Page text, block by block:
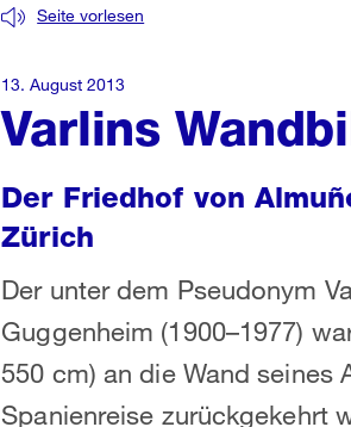
Varlins
Seite vorlesen
Der Friedhof von
Zürich
Der unter dem Pseudonym
Guggenheim (1900–1977)
550 cm) an die Wand seines
Spanienreise zurückgekehrt
13. August 2013